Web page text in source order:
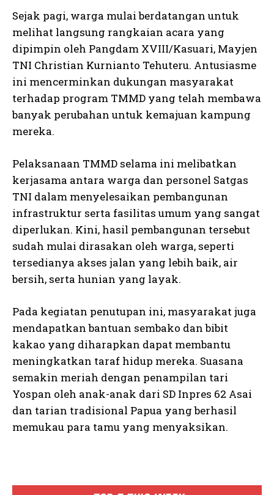
Sejak pagi, warga mulai berdatangan untuk
melihat langsung rangkaian acara yang
dipimpin oleh Pangdam XVIII/Kasuari, Mayjen
TNI Christian Kurnianto Tehuteru. Antusiasme
ini mencerminkan dukungan masyarakat
terhadap program TMMD yang telah membawa
banyak perubahan untuk kemajuan kampung
mereka.
Pelaksanaan TMMD selama ini melibatkan
kerjasama antara warga dan personel Satgas
TNI dalam menyelesaikan pembangunan
infrastruktur serta fasilitas umum yang sangat
diperlukan. Kini, hasil pembangunan tersebut
sudah mulai dirasakan oleh warga, seperti
tersedianya akses jalan yang lebih baik, air
bersih, serta hunian yang layak.
Pada kegiatan penutupan ini, masyarakat juga
mendapatkan bantuan sembako dan bibit
kakao yang diharapkan dapat membantu
meningkatkan taraf hidup mereka. Suasana
semakin meriah dengan penampilan tari
Yospan oleh anak-anak dari SD Inpres 62 Asai
dan tarian tradisional Papua yang berhasil
memukau para tamu yang menyaksikan.